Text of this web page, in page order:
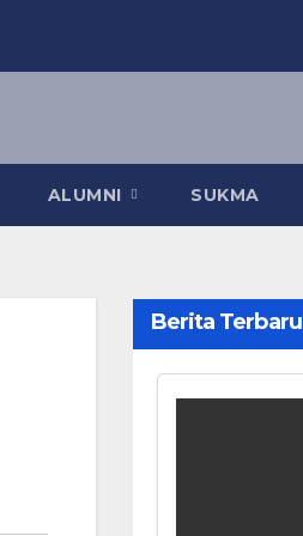
ALUMNI SUKMA
Berita Terbaru